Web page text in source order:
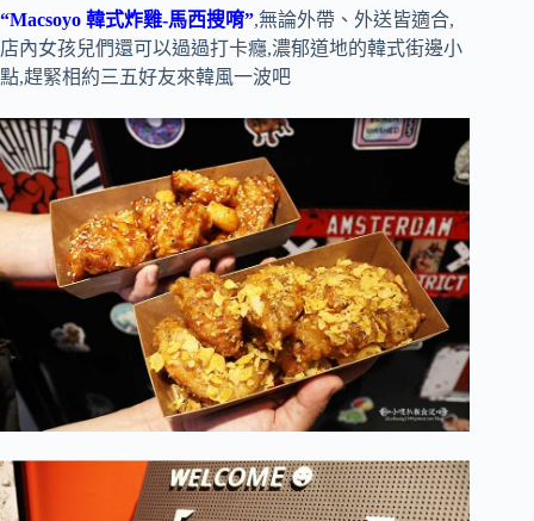
“Macsoyo 韓式炸雞-馬西搜唷”,無論外帶、外送皆適合,
店內女孩兒們還可以過過打卡癮,濃郁道地的韓式街邊小
點,趕緊相約三五好友來韓風一波吧